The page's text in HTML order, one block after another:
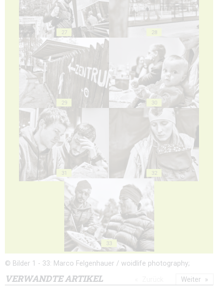
27 28
29 30
31 32
33
© Bilder 1 - 33: Marco Felgenhauer / woidlife photography;
VERWANDTE ARTIKEL Weiter